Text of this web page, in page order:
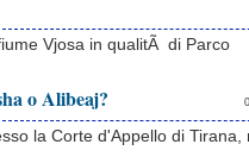
Vjosa in qualitÃ di Parco
o Alibeaj?
la Corte d'Appello di Tirana,